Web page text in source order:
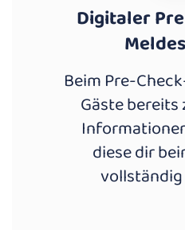
Digitaler
Beim Pre-
Gäste bereits
diese dir